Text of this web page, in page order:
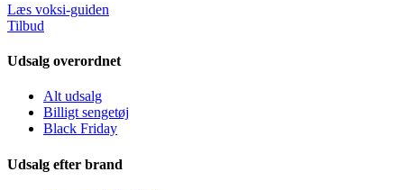
Læs voksi-guiden
Tilbud
Udsalg overordnet
Alt udsalg
Billigt sengetøj
Black Friday
Udsalg efter brand